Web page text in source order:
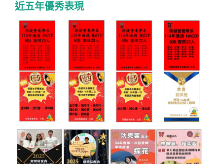
近五年優秀表現